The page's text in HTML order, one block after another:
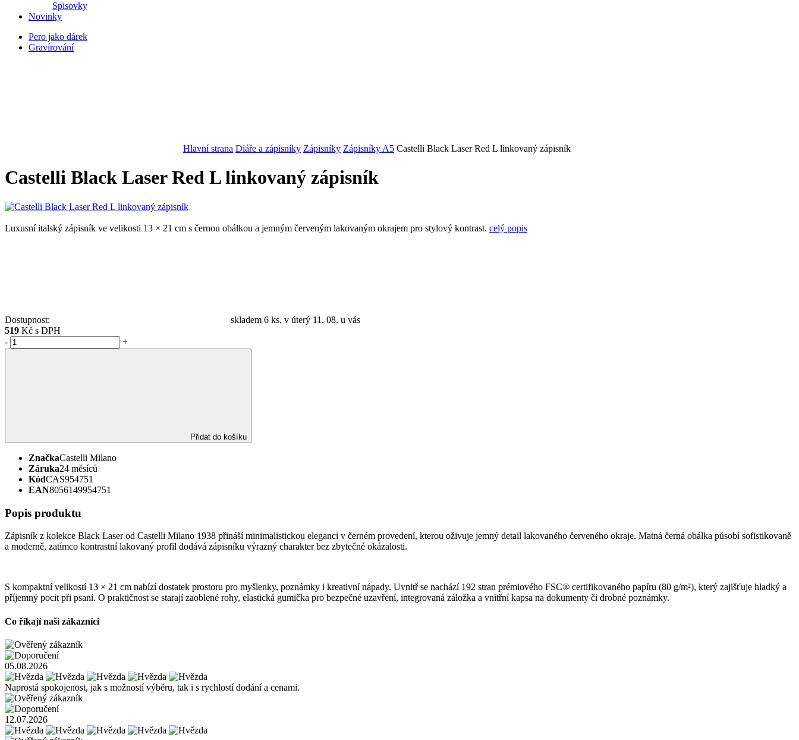
Spisovky
Novinky
Pero jako dárek
Gravírování
Hlavní strana Diáře a zápisníky Zápisníky Zápisníky A5 Castelli Black Laser Red L linkovaný zápisník
Castelli Black Laser Red L linkovaný zápisník
Luxusní italský zápisník ve velikosti 13 × 21 cm s černou obálkou a jemným červeným lakovaným okrajem pro stylový kontrast. celý popis
Dostupnost:
skladem 6 ks, v úterý 11. 08. u vás
519 Kč s DPH
-
+
Přidat do košíku
ZnačkaCastelli Milano
Záruka24 měsíců
KódCAS954751
EAN8056149954751
Popis produktu
Zápisník z kolekce Black Laser od Castelli Milano 1938 přináší minimalistickou eleganci v černém provedení, kterou oživuje jemný detail lakovaného červeného okraje. Matná černá obálka působí sofistikovaně
a moderně, zatímco kontrastní lakovaný profil dodává zápisníku výrazný charakter bez zbytečné okázalosti.
S kompaktní velikostí 13 × 21 cm nabízí dostatek prostoru pro myšlenky, poznámky i kreativní nápady. Uvnitř se nachází 192 stran prémiového FSC® certifikovaného papíru (80 g/m²), který zajišťuje hladký a
příjemný pocit při psaní. O praktičnost se starají zaoblené rohy, elastická gumička pro bezpečné uzavření, integrovaná záložka a vnitřní kapsa na dokumenty či drobné poznámky.
Co říkají naši zákazníci
05.08.2026
Naprostá spokojenost, jak s možností výběru, tak i s rychlostí dodání a cenami.
12.07.2026